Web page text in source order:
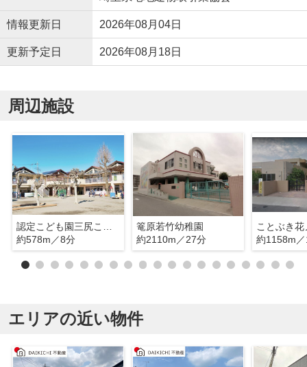
情報更新日 2026年08月04日
更新予定日 2026年08月18日
周辺施設
約578m／8分
篭原若竹幼稚園
約2110m／27分
ことぶき
約1158m
エリアの近い物件